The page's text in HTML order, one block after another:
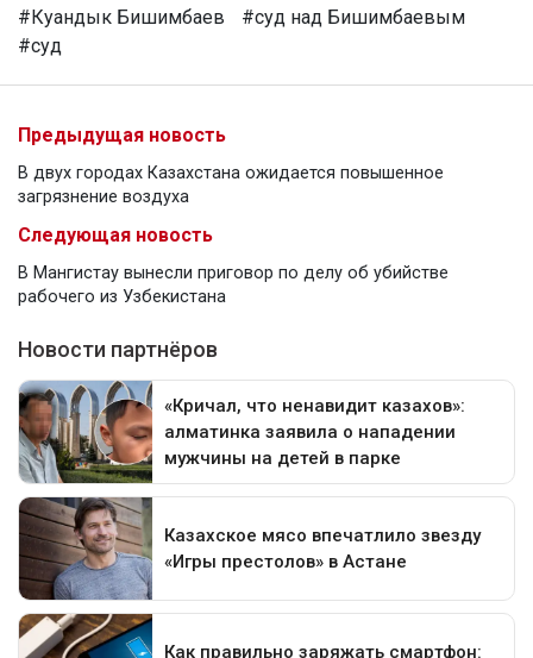
#Куандык Бишимбаев
#суд над Бишимбаевым
#суд
Предыдущая новость
В двух городах Казахстана ожидается повышенное
загрязнение воздуха
Следующая новость
В Мангистау вынесли приговор по делу об убийстве
рабочего из Узбекистана